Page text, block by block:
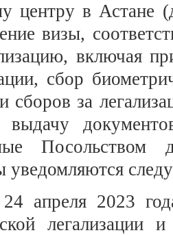
центру в Астане
визы,
включая
сбор
сборов за
выдачу
Посольством
уведомляются
апреля 2023
легализации